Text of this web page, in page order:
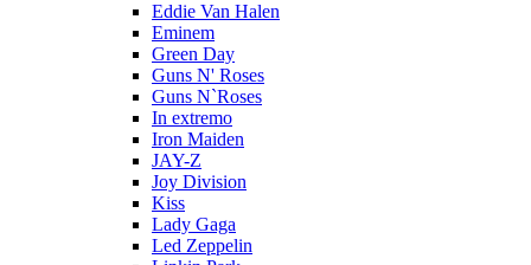
Eddie Van Halen
Eminem
Green Day
Guns N' Roses
Guns N`Roses
In extremo
Iron Maiden
JAY-Z
Joy Division
Kiss
Lady Gaga
Led Zeppelin